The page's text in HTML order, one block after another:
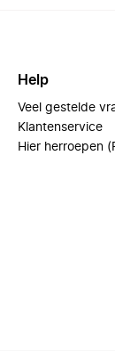
Help
Veel gestelde
Klantenservice
Hier herroepen